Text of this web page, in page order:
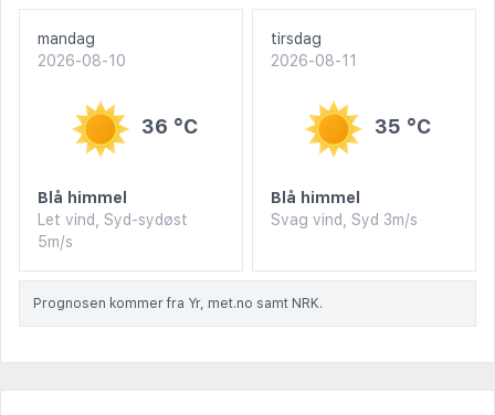
mandag
2026-08-10
36 °C
Blå himmel
Let vind, Syd-sydøst
5m/s
tirsdag
2026-08-11
35 °C
Blå himmel
Svag vind, Syd 3m/s
Prognosen kommer fra Yr, met.no samt NRK.